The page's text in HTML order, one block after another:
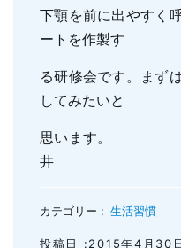
下顎を前に出やすく
ートを作製す
る研修会です。まず
してみたいと
思います
井
カテゴリー : 生活習慣
投稿日 :2015年4月30